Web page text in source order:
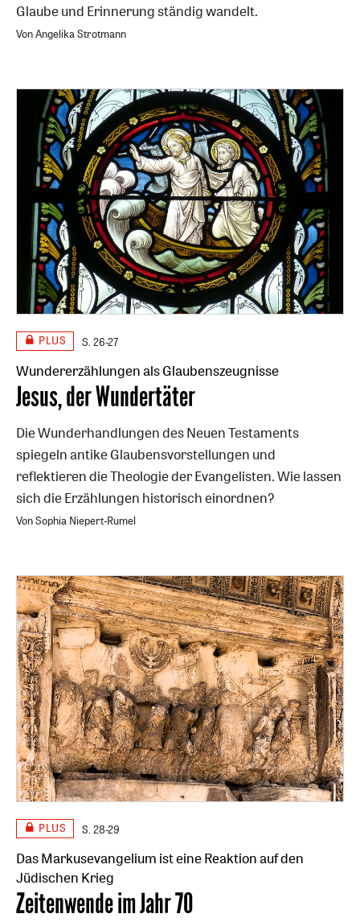
Glaube und Erinnerung ständig wandelt.
Von Angelika Strotmann
PLUS S. 26-27
Wundererzählungen als Glaubenszeugnisse
:
Jesus, der Wundertäter
Die Wunderhandlungen des Neuen Testaments
spiegeln antike Glaubensvorstellungen und
reflektieren die Theologie der Evangelisten. Wie lassen
sich die Erzählungen historisch einordnen?
Von Sophia Niepert-Rumel
PLUS S. 28-29
Das Markusevangelium ist eine Reaktion auf den
Jüdischen Krieg
:
Zeitenwende im Jahr 70